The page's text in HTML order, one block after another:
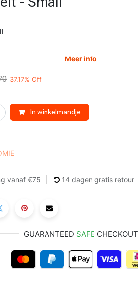
Meer info
37.17% Off
In winkelmandje
vanaf €75 14 dagen gratis retour
GUARANTEED SAFE CHECKOUT